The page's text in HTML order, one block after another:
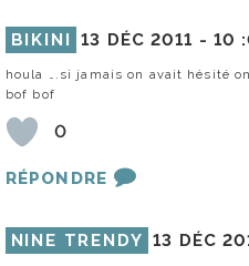
BIKINI 13 DÉC 2011 - 10
houla ….si jamais on avait hésité
bof bof
0
RÉPONDRE
NINE TRENDY 13 DÉC